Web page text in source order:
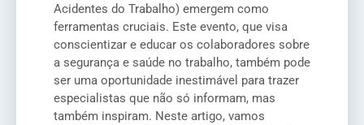
Acidentes do Trabalho) emergem como
ferramentas cruciais. Este evento, que visa
conscientizar e educar os colaboradores sobre
a segurança e saúde no trabalho, também pode
ser uma oportunidade inestimável para trazer
especialistas que não só informam, mas
também inspiram. Neste artigo, vamos